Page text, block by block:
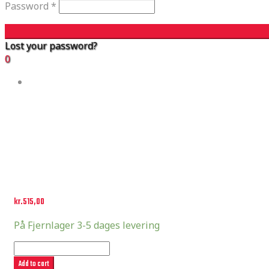
Password *
Lost your password?
0
kr.515,00
På Fjernlager 3-5 dages levering
Original
Add to cart